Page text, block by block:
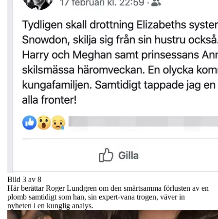
Bild 3 av 8
Här berättar Roger Lundgren om den smärtsamma förlusten av en
plomb samtidigt som han, sin expert-vana trogen, väver in
nyheten i en kunglig analys.